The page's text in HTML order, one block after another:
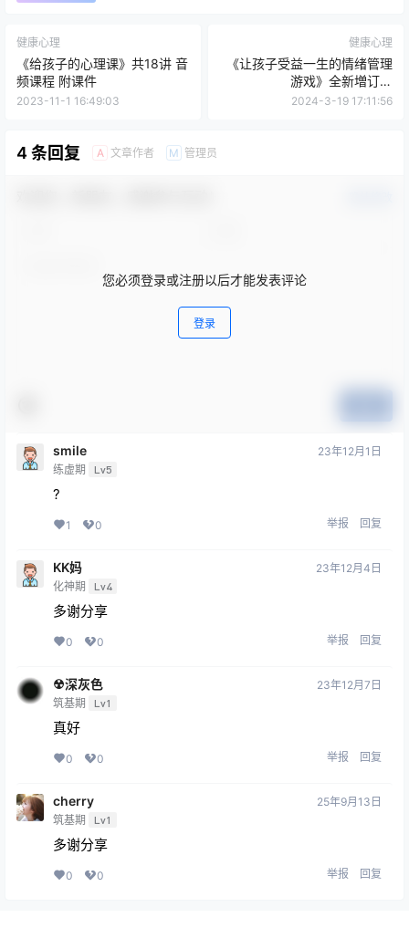
健康心理
《给孩子的心理课》共18讲 音
频课程 附课件
2023-11-1 16:49:03
健康心理
《让孩子受益一生的情绪管理
游戏》全新増订版
azw3+epub+mobi+pdf格式
2024-3-19 17:11:56
4 条回复 A 文章作者 M 管理员
您必须登录或注册以后才能发表评论
登录
smile
练虚期 Lv5
23年12月1日
?
1 0 举报 回复
KK妈
化神期 Lv4
23年12月4日
多谢分享
0 0 举报 回复
☢深灰色
筑基期 Lv1
23年12月7日
真好
0 0 举报 回复
cherry
筑基期 Lv1
25年9月13日
多谢分享
0 0 举报 回复